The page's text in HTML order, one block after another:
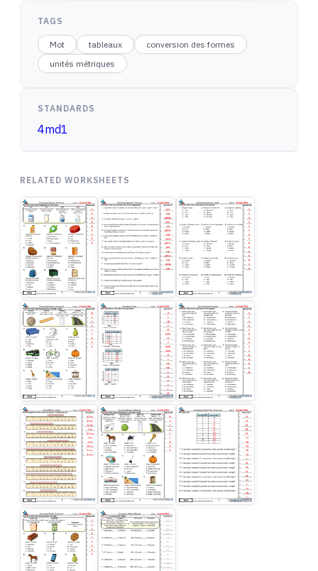
TAGS
Mot tableaux
conversion des formes
unités métriques
STANDARDS
4md1
RELATED WORKSHEETS